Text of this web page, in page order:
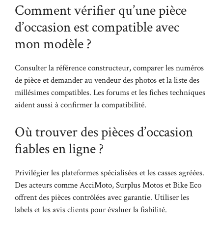
Comment vérifier qu’une pièce
d’occasion est compatible avec
mon modèle ?
Consulter la référence constructeur, comparer les numéros
de pièce et demander au vendeur des photos et la liste des
millésimes compatibles. Les forums et les fiches techniques
aident aussi à confirmer la compatibilité.
Où trouver des pièces d’occasion
fiables en ligne ?
Privilégier les plateformes spécialisées et les casses agréées.
Des acteurs comme AcciMoto, Surplus Motos et Bike Eco
offrent des pièces contrôlées avec garantie. Utiliser les
labels et les avis clients pour évaluer la fiabilité.